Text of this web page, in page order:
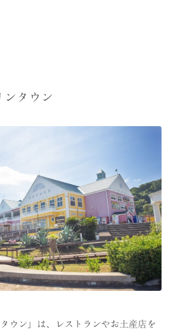
ンタウン
ウン」は、レストランやお土産店を